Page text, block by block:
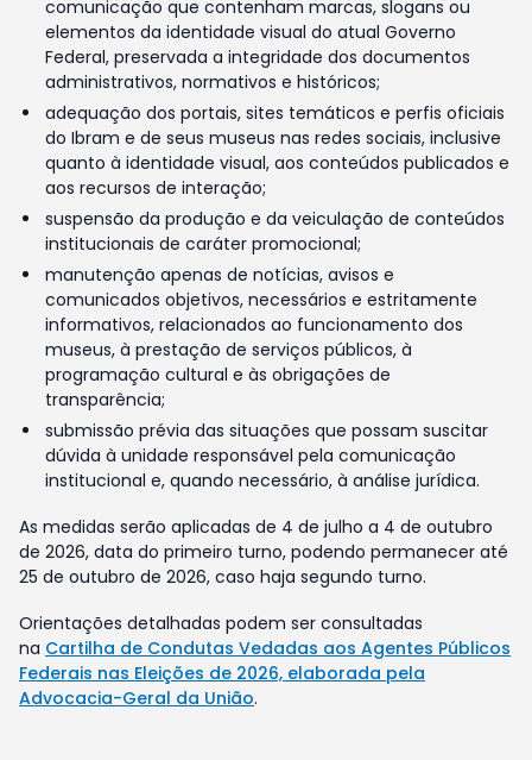
comunicação que contenham marcas, slogans ou
elementos da identidade visual do atual Governo
Federal, preservada a integridade dos documentos
administrativos, normativos e históricos;
adequação dos portais, sites temáticos e perfis oficiais
do Ibram e de seus museus nas redes sociais, inclusive
quanto à identidade visual, aos conteúdos publicados e
aos recursos de interação;
suspensão da produção e da veiculação de conteúdos
institucionais de caráter promocional;
manutenção apenas de notícias, avisos e
comunicados objetivos, necessários e estritamente
informativos, relacionados ao funcionamento dos
museus, à prestação de serviços públicos, à
programação cultural e às obrigações de
transparência;
submissão prévia das situações que possam suscitar
dúvida à unidade responsável pela comunicação
institucional e, quando necessário, à análise jurídica.
As medidas serão aplicadas de 4 de julho a 4 de outubro
de 2026, data do primeiro turno, podendo permanecer até
25 de outubro de 2026, caso haja segundo turno.
Orientações detalhadas podem ser consultadas
na Cartilha de Condutas Vedadas aos Agentes Públicos
Federais nas Eleições de 2026, elaborada pela
Advocacia-Geral da União.